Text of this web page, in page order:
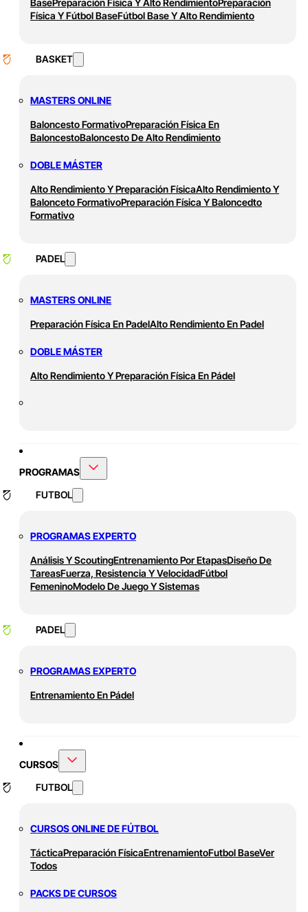
BasePreparación Física Y Alto RendimientoPreparación
Física Y Fútbol BaseFútbol Base Y Alto Rendimiento
BASKET
MASTERS ONLINE
Baloncesto FormativoPreparación Física En
BaloncestoBaloncesto De Alto Rendimiento
DOBLE MÁSTER
Alto Rendimiento Y Preparación FísicaAlto Rendimiento Y
Balonceto FormativoPreparación Física Y Baloncedto
Formativo
PADEL
MASTERS ONLINE
Preparación Física En PadelAlto Rendimiento En Padel
DOBLE MÁSTER
Alto Rendimiento Y Preparación Física En Pádel
PROGRAMAS
FUTBOL
PROGRAMAS EXPERTO
Análisis Y ScoutingEntrenamiento Por EtapasDiseño De
TareasFuerza, Resistencia Y VelocidadFútbol
FemeninoModelo De Juego Y Sistemas
PADEL
PROGRAMAS EXPERTO
Entrenamiento En Pádel
CURSOS
FUTBOL
CURSOS ONLINE DE FÚTBOL
TácticaPreparación FísicaEntrenamientoFutbol BaseVer
Todos
PACKS DE CURSOS